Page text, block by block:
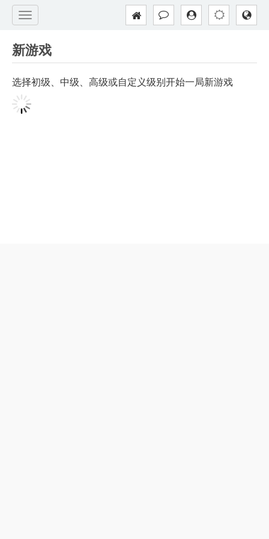
新游戏
选择初级、中级、高级或自定义级别开始一局新游戏